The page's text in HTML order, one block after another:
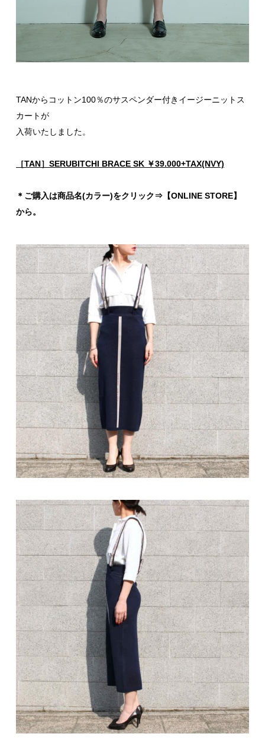
TANからコットン100％のサスペンダー付きイージーニットス
カートが
入荷いたしました。
［TAN］SERUBITCHI BRACE SK ￥39.000+TAX(NVY)
＊ご購入は商品名(カラー)をクリック⇒【ONLINE STORE】
から。